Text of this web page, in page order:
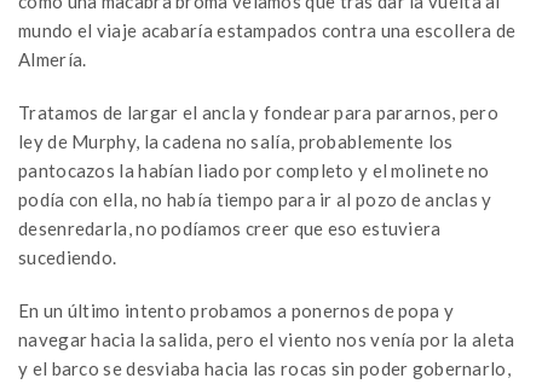
mundo el viaje acabaría estampados contra una escollera de
Almería.
Tratamos de largar el ancla y fondear para pararnos, pero
ley de Murphy, la cadena no salía, probablemente los
pantocazos la habían liado por completo y el molinete no
podía con ella, no había tiempo para ir al pozo de anclas y
desenredarla, no podíamos creer que eso estuviera
sucediendo.
En un último intento probamos a ponernos de popa y
navegar hacia la salida, pero el viento nos venía por la aleta
y el barco se desviaba hacia las rocas sin poder gobernarlo,